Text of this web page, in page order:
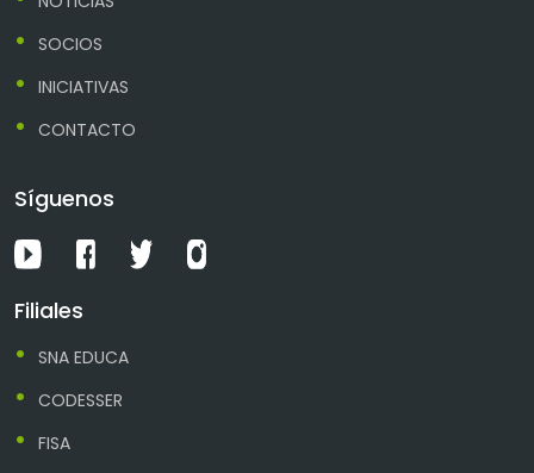
SOCIOS
INICIATIVAS
CONTACTO
Síguenos
Filiales
SNA EDUCA
CODESSER
FISA